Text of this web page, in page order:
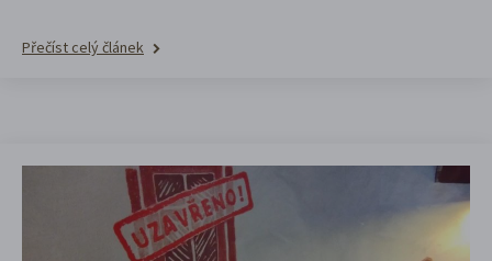
Přečíst celý článek